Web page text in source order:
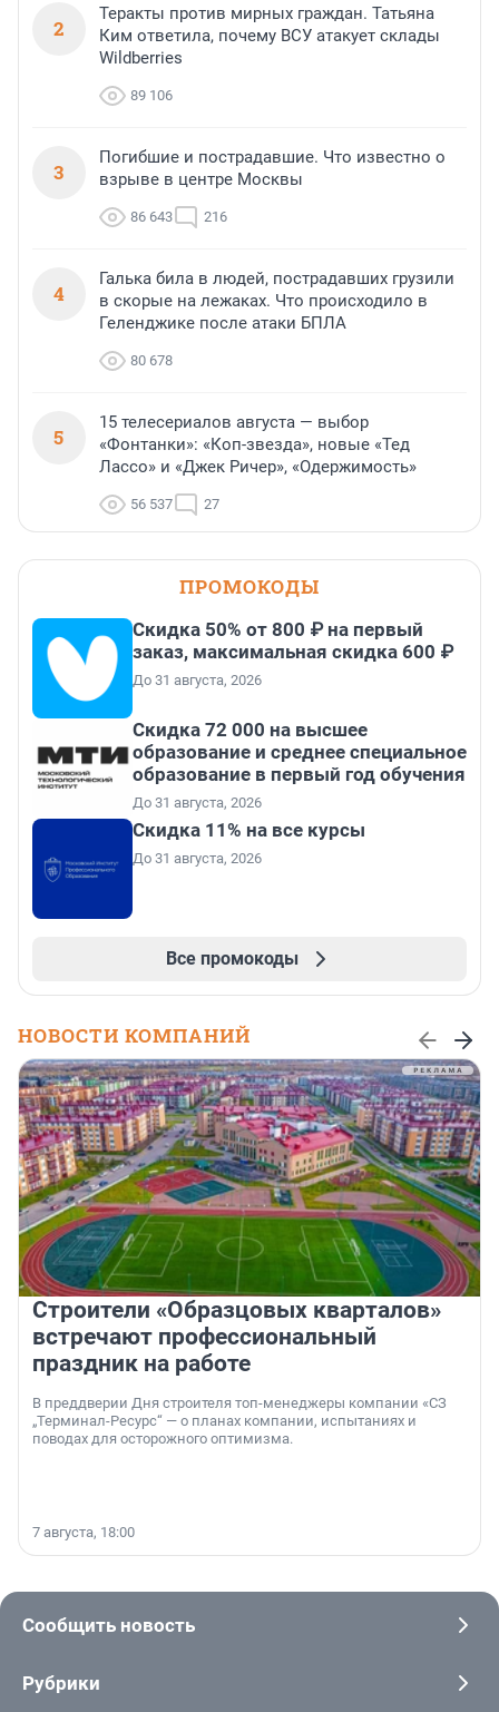
2
Теракты против мирных граждан. Татьяна
Ким ответила, почему ВСУ атакует склады
Wildberries
89 106
3
Погибшие и пострадавшие. Что известно о
взрыве в центре Москвы
86 643 216
4
Галька била в людей, пострадавших грузили
в скорые на лежаках. Что происходило в
Геленджике после атаки БПЛА
80 678
5
15 телесериалов августа — выбор
«Фонтанки»: «Коп-звезда», новые «Тед
Лассо» и «Джек Ричер», «Одержимость»
56 537 27
ПРОМОКОДЫ
Скидка 50% от 800 ₽ на первый
заказ, максимальная скидка 600 ₽
До 31 августа, 2026
Скидка 72 000 на высшее
образование и среднее специальное
образование в первый год обучения
До 31 августа, 2026
Скидка 11% на все курсы
До 31 августа, 2026
Все промокоды
НОВОСТИ КОМПАНИЙ
Строители «Образцовых кварталов»
встречают профессиональный
праздник на работе
В преддверии Дня строителя топ-менеджеры компании «СЗ
„Терминал-Ресурс“ — о планах компании, испытаниях и
поводах для осторожного оптимизма.
7 августа, 18:00
Сообщить новость
Рубрики